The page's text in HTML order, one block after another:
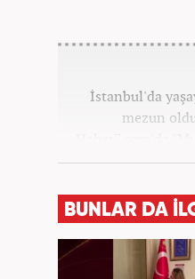
İstanbul'da
mezun
Haber7.com'da
ilişkilerinde
BUNLAR DA